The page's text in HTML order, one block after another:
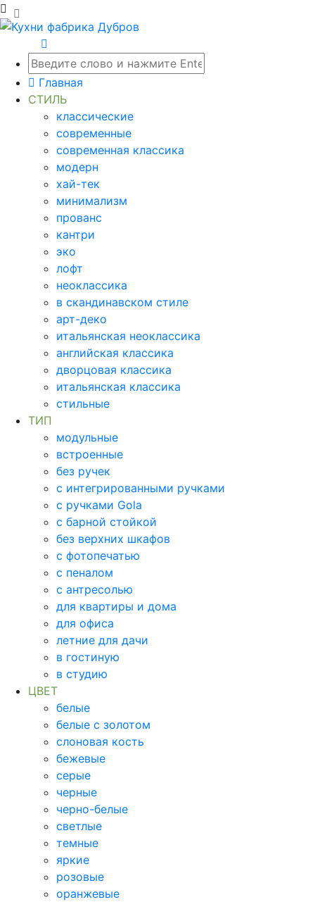
Главная
СТИЛЬ
классические
современные
современная классика
модерн
хай-тек
минимализм
прованс
кантри
эко
лофт
неоклассика
в скандинавском стиле
арт-деко
итальянская неоклассика
английская классика
дворцовая классика
итальянская классика
стильные
ТИП
модульные
встроенные
без ручек
с интегрированными ручками
с ручками Gola
с барной стойкой
без верхних шкафов
с фотопечатью
с пеналом
с антресолью
для квартиры и дома
для офиса
летние для дачи
в гостиную
в студию
ЦВЕТ
белые
белые с золотом
слоновая кость
бежевые
серые
черные
черно-белые
светлые
темные
яркие
розовые
оранжевые